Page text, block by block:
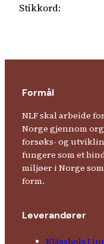
Stikkord:
Formål
NLF skal arbeide
Norge gjennom
forsøks- og
fungere som et
miljøer i Norge
form.
Leverandører
Klässbols